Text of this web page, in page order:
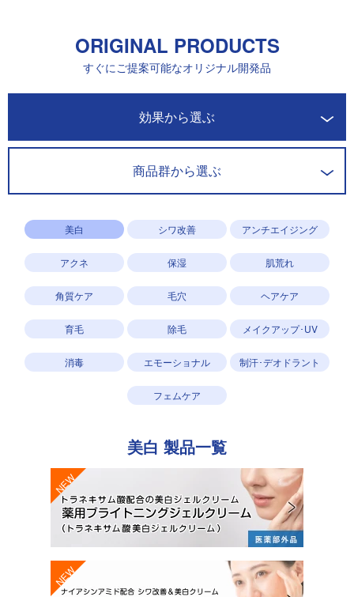
ORIGINAL PRODUCTS
すぐにご提案可能なオリジナル開発品
効果から選ぶ
商品群から選ぶ
美白 シワ改善 アンチエイジング
アクネ 保湿 肌荒れ
角質ケア 毛穴 ヘアケア
育毛 除毛 メイクアップ･UV
消毒 エモーショナル 制汗･デオドラント
フェムケア
美白 製品一覧